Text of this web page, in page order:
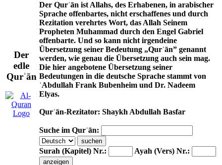
Der
edle
Qurʾān
Der Qurʾān ist Allahs, des Erhabenen, in arabischer
Sprache offenbartes, nicht erschaffenes und durch
Rezitation verehrtes Wort, das Allah Seinem
Propheten Muhammad durch den Engel Gabriel
offenbarte. Und so kann nicht irgendeine
Übersetzung seiner Bedeutung „Qurʾān” genannt
werden, wie genau die Übersetzung auch sein mag.
Die hier angebotene Übersetzung seiner
Bedeutungen in die deutsche Sprache stammt von
ʿAbdullah Frank Bubenheim und Dr. Nadeem
Elyas.
Qurʾān-Rezitator: Shaykh Abdullah Basfar
Suche im Qurʾān:
Surah (Kapitel) Nr.: Ayah (Vers) Nr.: